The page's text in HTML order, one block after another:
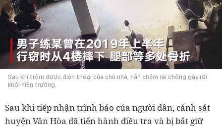
Sau khi trộm được điện thoại của chủ nhà, hắn chậm rãi chống gậy rời
khỏi hiện trường.
Sau khi tiếp nhận trình báo của người dân, cảnh sát
huyện Vân Hòa đã tiến hành điều tra và bị bắt giữ